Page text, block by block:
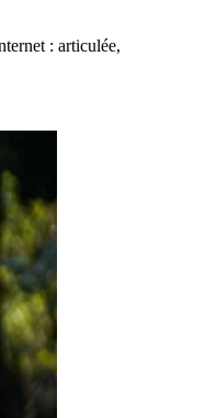
: articulée,